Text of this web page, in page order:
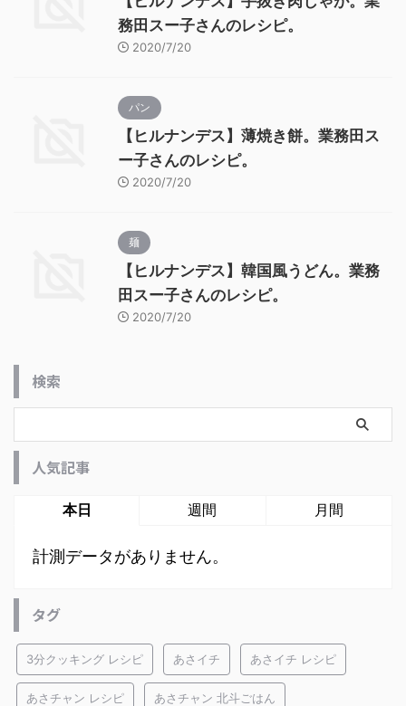
務田スー子さんのレシピ。
2020/7/20
パン
【ヒルナンデス】薄焼き餅。業務田ス
ー子さんのレシピ。
2020/7/20
麺
【ヒルナンデス】韓国風うどん。業務
田スー子さんのレシピ。
2020/7/20
検索
人気記事
本日 週間 月間
計測データがありません。
タグ
3分クッキング レシピ あさイチ あさイチ レシピ
あさチャン レシピ あさチャン 北斗ごはん